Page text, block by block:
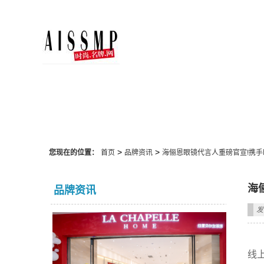
您现在的位置： 首页> 品牌资讯> 海俪恩眼镜代言人重磅官宣!携
品牌资讯 海
线